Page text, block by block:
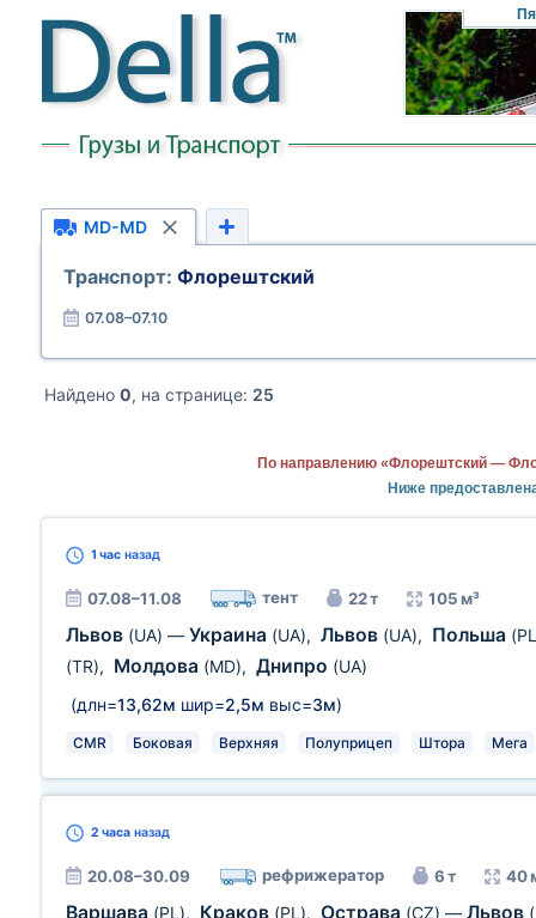
MD-MD
Транспорт: Флорештский
07.08–07.10
Найдено 0, на странице: 25
По направлению «Флорештский —
Ниже
1 час назад
07.08–11.08 тент 22 т 105 м³
Львов (UA) — Украина (UA), Львов (UA), Польша
(TR), Молдова (MD), Днипро (UA)
(длн=13,62м шир=2,5м выс=3м)
CMR Боковая Верхняя Полуприцеп Штора Мега
2 часа назад
20.08–30.09 рефрижератор 6 т 40
Варшава (PL), Краков (PL), Острава (CZ) — Львов